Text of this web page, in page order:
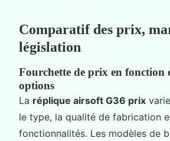
Comparatif des prix,
législation
Fourchette de prix en fonction
options
La réplique airsoft G36 prix
le type, la qualité de fabrication
fonctionnalités. Les modèles de